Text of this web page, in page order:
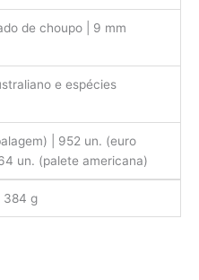
de choupo | 9 mm
e espécies
| 952 un. (euro
un. (palete americana)
384 g